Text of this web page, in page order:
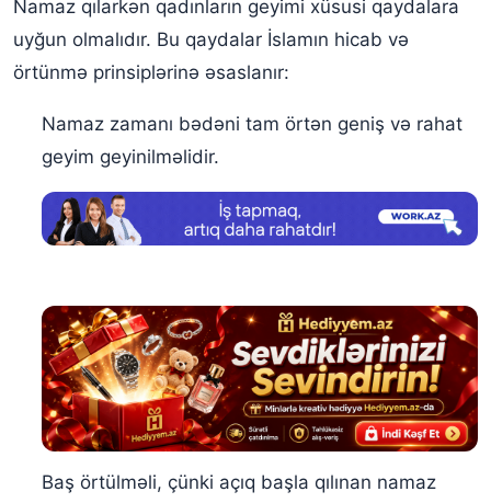
Namaz qılarkən qadınların geyimi xüsusi qaydalara
uyğun olmalıdır. Bu qaydalar İslamın hicab və
örtünmə prinsiplərinə əsaslanır:
Namaz zamanı bədəni tam örtən geniş və rahat
geyim geyinilməlidir.
Baş örtülməli, çünki açıq başla qılınan namaz